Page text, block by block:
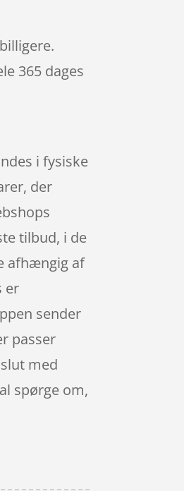
365 dages
i fysiske
der
tilbud, i de
afhængig af
er
sender
passer
med
spørge om,